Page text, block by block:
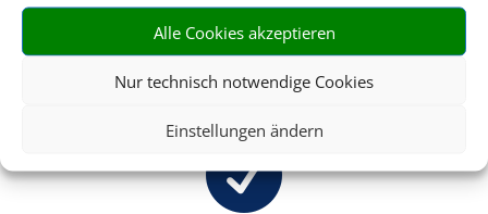
Alle Cookies akzeptieren
Nur technisch notwendige Cookies
Einstellungen ändern
GEPÄCK
Fluggesellschaften hinaus ab
